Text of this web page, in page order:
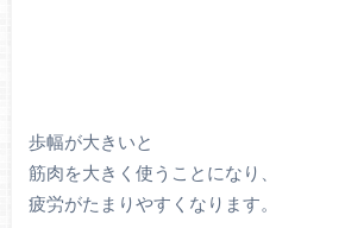
歩幅が大きいと
筋肉を大きく使うことになり、
疲労がたまりやすくなります。